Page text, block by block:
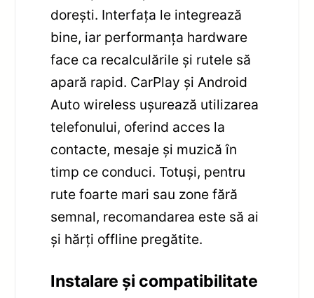
dorești. Interfața le integrează
bine, iar performanța hardware
face ca recalculările și rutele să
apară rapid. CarPlay și Android
Auto wireless ușurează utilizarea
telefonului, oferind acces la
contacte, mesaje și muzică în
timp ce conduci. Totuși, pentru
rute foarte mari sau zone fără
semnal, recomandarea este să ai
și hărți offline pregătite.
Instalare și compatibilitate